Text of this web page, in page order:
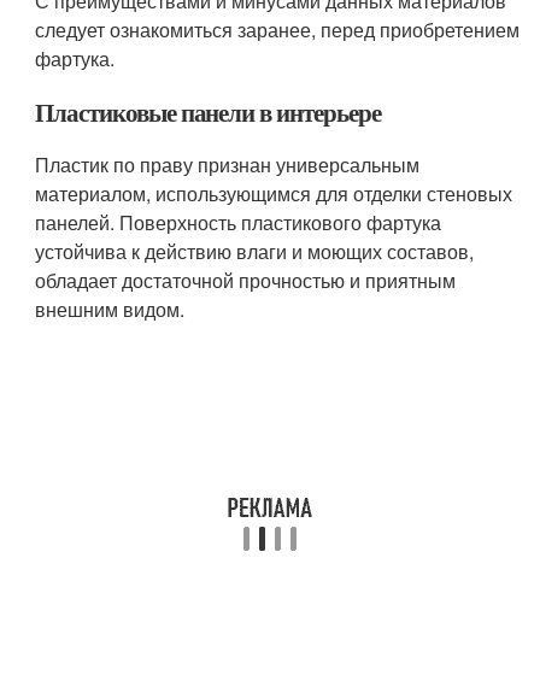
следует ознакомиться заранее, перед приобретением
фартука.
Пластиковые панели в интерьере
Пластик по праву признан универсальным
материалом, использующимся для отделки стеновых
панелей. Поверхность пластикового фартука
устойчива к действию влаги и моющих составов,
обладает достаточной прочностью и приятным
внешним видом.